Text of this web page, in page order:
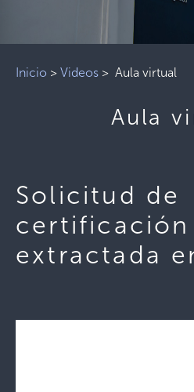
Inicio > Videos > Aula virtual
Aula
Solicitud de
certificación
extractada